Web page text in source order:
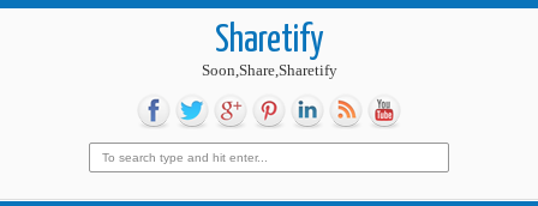
Sharetify
Soon,Share,Sharetify